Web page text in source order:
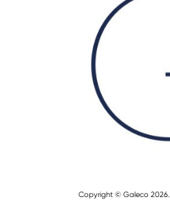
Copyright © Galeco 2026.